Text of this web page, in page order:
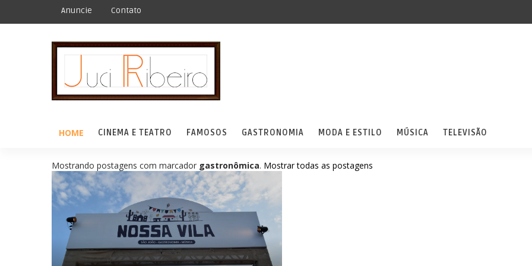
Anuncie Contato
HOME CINEMA E TEATRO FAMOSOS GASTRONOMIA MODA E ESTILO MÚSICA TELEVISÃO
Mostrando postagens com marcador gastronômica. Mostrar todas as postagens